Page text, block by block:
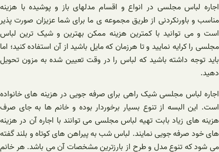
اجاره لباس مجلسی در انواع و اقسام مدلهای باز و پوشیده با هزینه
مناسب و باورنکردنی از طریق مجموعه ی ما برای شما عزیزان صورت پذیر
است و می توانید با کمترین هزینه ممکن بهترین و شیک ترین لباس
مجلسی را کرایه نمایید و تا هرزمان که مایل باشید از آن استفاده کنید؛ اما
باید توجه داشته باشید که لباس را در وقت تعیین شده به مزون تحویل
دهید.
اجاره لباس مجلسی شیک راهی برای صرفه جویی در هزینه های خانواده
است. این البسه از تنوع بسیار برخوردار بوده و خانم ها به جای صرف
هزینه های زیاد بابت تهیه لباس مجلسی می توانند با اجاره آن در هزینه
های خود صرفه جویی نمایند. لباس شب به پیراهن های کوتاه و بلند گفته
می شود که تنوع مدل و طرح از بارزترین مشخصات آن می باشد. هر خانم